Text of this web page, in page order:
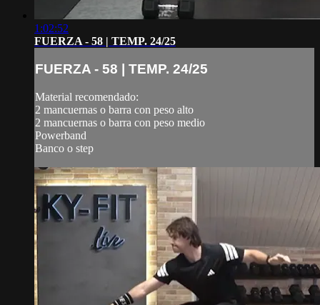
1:02:52
FUERZA - 58 | TEMP. 24/25
FUERZA - 58 | TEMP. 24/25
Material recomendado:
2 mancuernas o barra con peso alto
2 mancuernas o barra con peso medio
Powerband
Banco o step